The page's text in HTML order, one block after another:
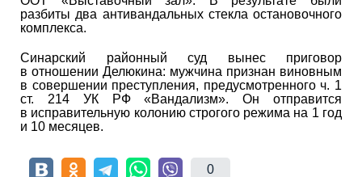
разбиты два антивандальных стекла остановочного
комплекса.
Синарский районный суд вынес приговор
в отношении Делюкина: мужчина признан виновным
в совершении преступления, предусмотренного ч. 1
ст. 214 УК РФ «Вандализм». Он отправится
в исправительную колонию строгого режима на 1 год
и 10 месяцев.
0